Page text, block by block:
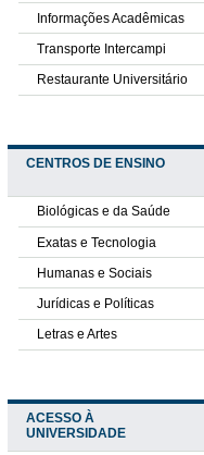
Informações Acadêmicas
Transporte Intercampi
Restaurante Universitário
CENTROS DE ENSINO
Biológicas e da Saúde
Exatas e Tecnologia
Humanas e Sociais
Jurídicas e Políticas
Letras e Artes
ACESSO À
UNIVERSIDADE